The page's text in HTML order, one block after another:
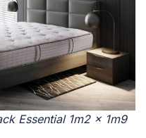
Essential 1m2 x 1m9